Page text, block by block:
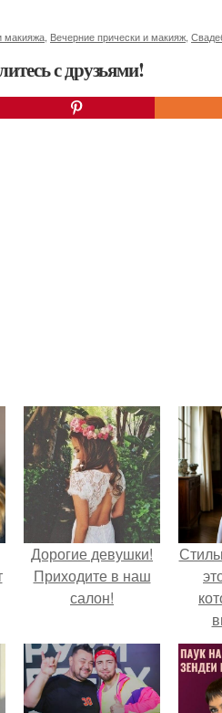
макияжа Вечерние прически и макияж
с друзьями!
Дорогие девушки!
Приходите в наш
салон!